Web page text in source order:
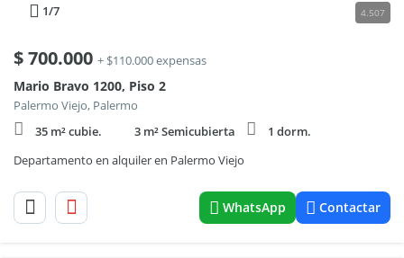
1/7 4.507
$700.000 + $110.000 expensas
Mario Bravo 1200, Piso 2
Palermo Viejo, Palermo
35 m² cubie.
3 m² Semicubierta
1 dorm.
Departamento en alquiler en Palermo Viejo
WhatsApp Contactar